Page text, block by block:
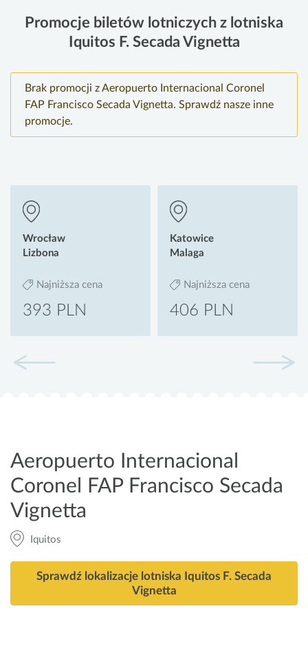
Promocje biletów lotniczych z lotniska
Iquitos F. Secada Vignetta
Brak promocji z Aeropuerto Internacional Coronel
FAP Francisco Secada Vignetta. Sprawdź nasze inne
promocje.
Wrocław
Lizbona
Najniższa cena
393 PLN
Katowice
Malaga
Najniższa cena
406 PLN
Aeropuerto Internacional
Coronel FAP Francisco Secada
Vignetta
Iquitos
Sprawdź lokalizacje lotniska Iquitos F. Secada
Vignetta